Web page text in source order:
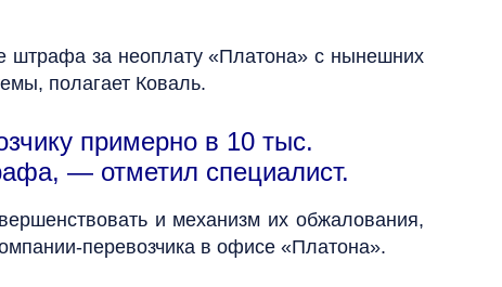
штрафа за неоплату «Платона» с нынешних
полагает Коваль.
примерно в 10 тыс.
— отметил специалист.
и механизм их обжалования,
перевозчика в офисе «Платона».